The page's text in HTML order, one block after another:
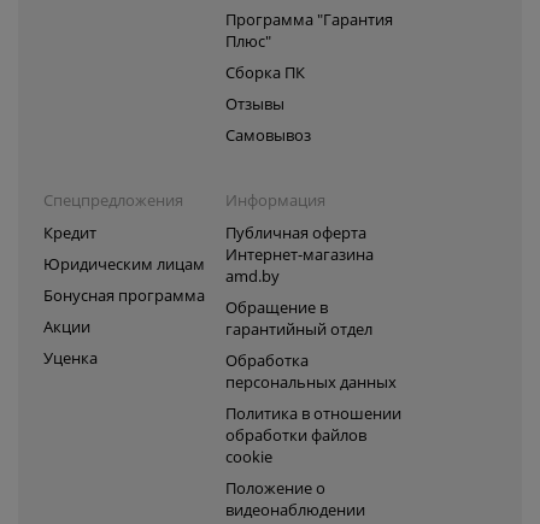
Программа "Гарантия
Плюс"
Сборка ПК
Отзывы
Самовывоз
Спецпредложения
Кредит
Юридическим лицам
Бонусная программа
Акции
Уценка
Информация
Публичная оферта
Интернет-магазина
amd.by
Обращение в
гарантийный отдел
Обработка
персональных данных
Политика в отношении
обработки файлов
cookie
Положение о
видеонаблюдении